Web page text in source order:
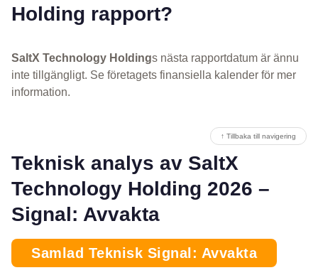
Holding rapport?
SaltX Technology Holdings nästa rapportdatum är ännu
inte tillgängligt. Se företagets finansiella kalender för mer
information.
↑ Tillbaka till navigering
Teknisk analys av SaltX
Technology Holding 2026 –
Signal: Avvakta
Samlad Teknisk Signal: Avvakta